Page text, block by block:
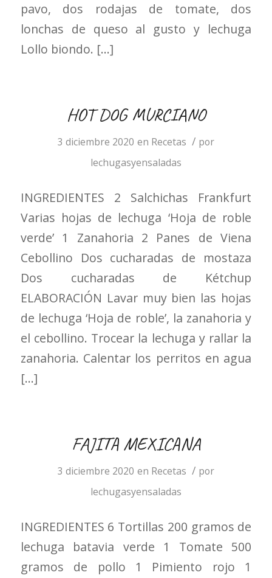
pavo, dos rodajas de tomate, dos
lonchas de queso al gusto y lechuga
Lollo biondo. […]
HOT DOG MURCIANO
3 diciembre 2020 en Recetas / por
lechugasyensaladas
INGREDIENTES 2 Salchichas Frankfurt
Varias hojas de lechuga ‘Hoja de roble
verde’ 1 Zanahoria 2 Panes de Viena
Cebollino Dos cucharadas de mostaza
Dos cucharadas de Kétchup
ELABORACIÓN Lavar muy bien las hojas
de lechuga ‘Hoja de roble’, la zanahoria y
el cebollino. Trocear la lechuga y rallar la
zanahoria. Calentar los perritos en agua
[…]
FAJITA MEXICANA
3 diciembre 2020 en Recetas / por
lechugasyensaladas
INGREDIENTES 6 Tortillas 200 gramos de
lechuga batavia verde 1 Tomate 500
gramos de pollo 1 Pimiento rojo 1